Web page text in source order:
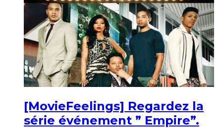
[MovieFeelings] Regardez la
série événement ” Empire”.